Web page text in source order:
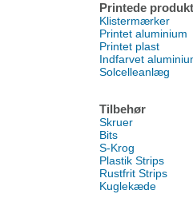
Printede
Klistermærker
Printet aluminium
Printet plast
Indfarvet
Solcelleanlæg
Tilbehør
Skruer
Bits
S-Krog
Plastik Strips
Rustfrit Strips
Kuglekæde